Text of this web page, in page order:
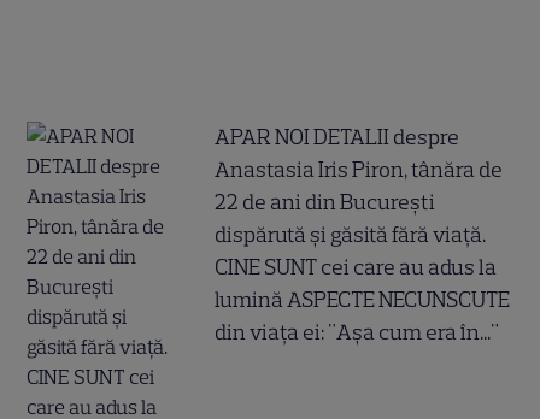
APAR NOI DETALII despre
Anastasia Iris Piron, tânăra de
22 de ani din București
dispărută și găsită fără viață.
CINE SUNT cei care au adus la
lumină ASPECTE NECUNSCUTE
din viața ei: "Așa cum era în..."